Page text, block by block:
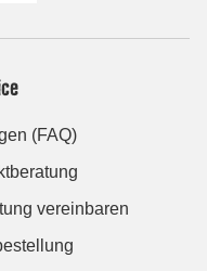
(FAQ)
vereinbaren